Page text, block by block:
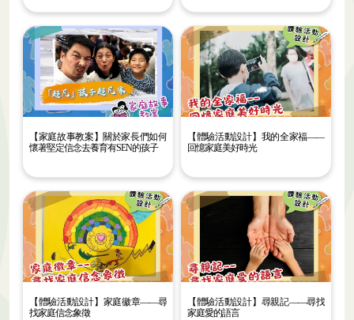
【家庭故事教案】關於家長們如何
懷著堅定信念去養育有SEN的孩子
【體驗活動設計】我的全家福——
回憶家庭美好時光
【體驗活動設計】家庭徽章——尋
找家庭信念象徵
【體驗活動設計】尋親記——尋找
家庭愛的語言